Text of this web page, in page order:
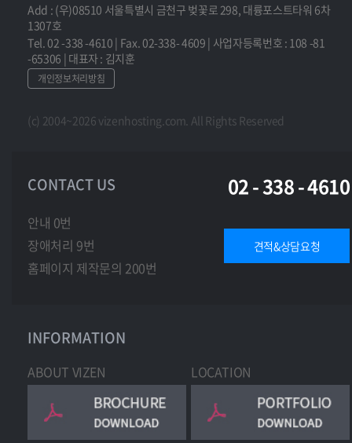
Add : (우)08510 서울특별시 금천구 벚꽃로 298, 대륭포스트타워 6차
1307호
Tel. 02 -338 -4610 | Fax. 02-338- 4609 | 사업자등록번호 : 108 -81
-65306 | 대표자 : 김지훈
개인정보처리방침
(c) 2004~2026 vizenhosting.com. All Rights Reserved
CONTACT US 02 - 338 - 4610
안내 0번
장애처리 9번
홈페이지 제작문의 200번
견적&상담요청
INFORMATION
ABOUT VIZEN LOCATION